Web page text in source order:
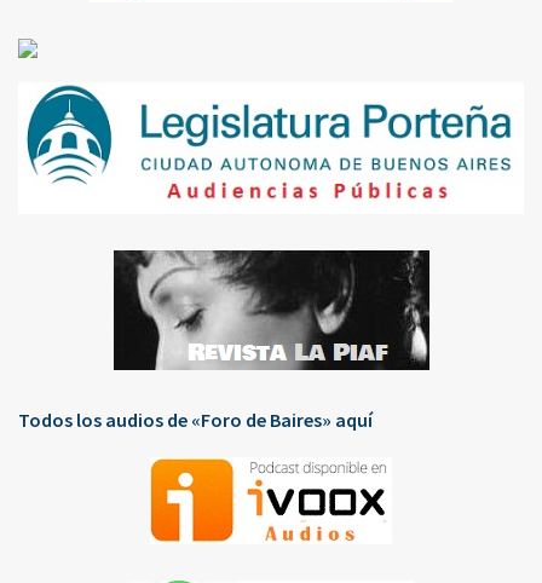
Todos los audios de «Foro de Baires» aquí